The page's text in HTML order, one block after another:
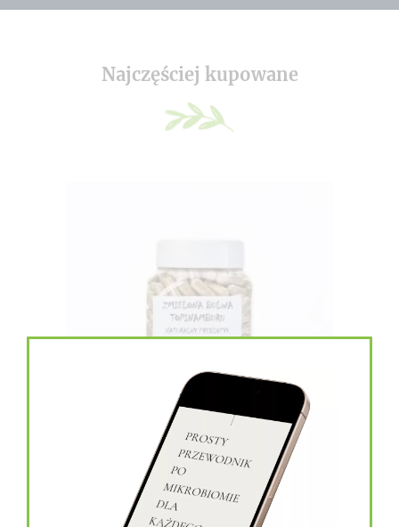
Najczęściej kupowane
topinambur w kapsułkach